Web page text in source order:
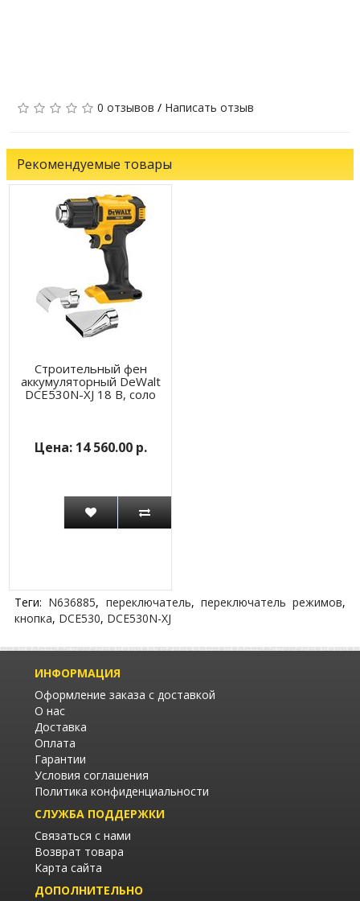
0 отзывов / Написать отзыв
Рекомендуемые товары
Строительный фен
аккумуляторный DeWalt
DCE530N-XJ 18 В, соло
14 560.00 р.
Теги: N636885, переключатель, переключатель режимов,
кнопка, DCE530, DCE530N-XJ
ИНФОРМАЦИЯ
Оформление заказа с доставкой
О нас
Доставка
Оплата
Гарантии
Условия соглашения
Политика конфиденциальности
СЛУЖБА ПОДДЕРЖКИ
Связаться с нами
Возврат товара
Карта сайта
ДОПОЛНИТЕЛЬНО